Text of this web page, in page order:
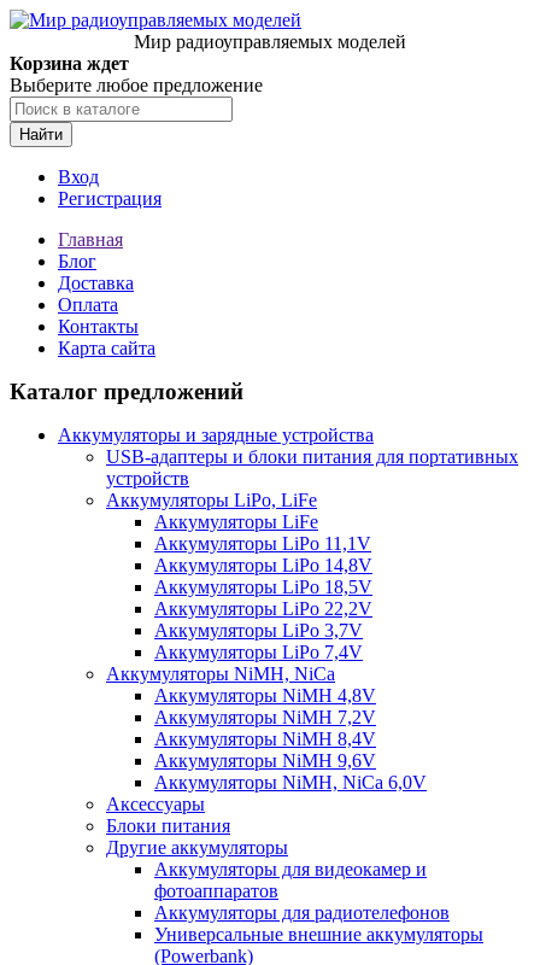
Мир радиоуправляемых моделей
Корзина ждет
Выберите любое предложение
Найти
Вход
Регистрация
Главная
Блог
Доставка
Оплата
Контакты
Карта сайта
Каталог предложений
Аккумуляторы и зарядные устройства
USB-адаптеры и блоки питания для портативных
устройств
Аккумуляторы LiPo, LiFe
Аккумуляторы LiFe
Аккумуляторы LiPo 11,1V
Аккумуляторы LiPo 14,8V
Аккумуляторы LiPo 18,5V
Аккумуляторы LiPo 22,2V
Аккумуляторы LiPo 3,7V
Аккумуляторы LiPo 7,4V
Аккумуляторы NiMH, NiCa
Аккумуляторы NiMH 4,8V
Аккумуляторы NiMH 7,2V
Аккумуляторы NiMH 8,4V
Аккумуляторы NiMH 9,6V
Аккумуляторы NiMH, NiCa 6,0V
Аксессуары
Блоки питания
Другие аккумуляторы
Аккумуляторы для видеокамер и
фотоаппаратов
Аккумуляторы для радиотелефонов
Универсальные внешние аккумуляторы
(Powerbank)